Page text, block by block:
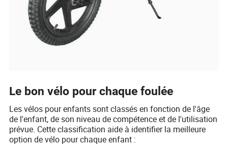
Le bon vélo pour chaque foulée
Les vélos pour enfants sont classés en fonction de l'âge
de l'enfant, de son niveau de compétence et de l'utilisation
prévue. Cette classification aide à identifier la meilleure
option de vélo pour chaque enfant :